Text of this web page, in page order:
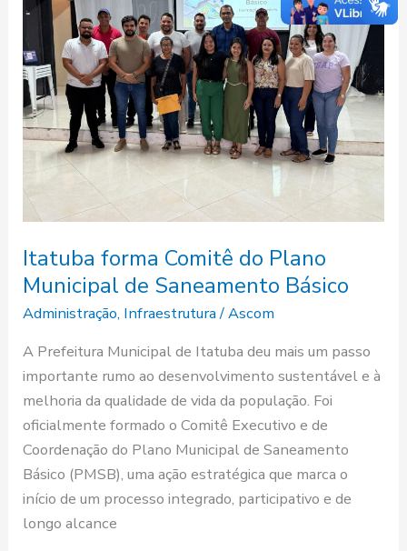
Itatuba forma Comitê do Plano
Municipal de Saneamento Básico
Administração, Infraestrutura/Ascom
A Prefeitura Municipal de Itatuba deu mais um passo
importante rumo ao desenvolvimento sustentável e à
melhoria da qualidade de vida da população. Foi
oficialmente formado o Comitê Executivo e de
Coordenação do Plano Municipal de Saneamento
Básico (PMSB), uma ação estratégica que marca o
início de um processo integrado, participativo e de
longo alcance
Comitê
Plano
Municipal
de
Saneamento
Básico